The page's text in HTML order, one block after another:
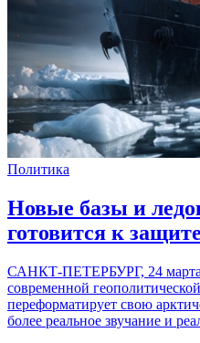
Политика
Новые базы и
готовится к
САНКТ-ПЕТЕРБУРГ, 24
современной
переформатирует свою
более реальное звучание и